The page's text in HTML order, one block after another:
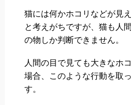
猫には何かホコリなどが見
と考えがちですが、猫も人
の物しか判断できません。
人間の目で見ても大きなホ
場合、このような行動を取
す。